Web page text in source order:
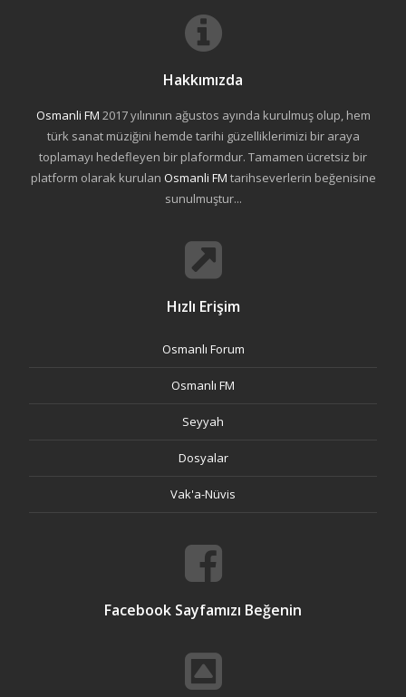
Hakkımızda
Osmanli FM 2017 yılınının ağustos ayında kurulmuş olup, hem
türk sanat müziğini hemde tarihi güzelliklerimizi bir araya
toplamayı hedefleyen bir plaformdur. Tamamen ücretsiz bir
platform olarak kurulan Osmanli FM tarihseverlerin beğenisine
sunulmuştur...
Hızlı Erişim
Osmanlı Forum
Osmanlı FM
Seyyah
Dosyalar
Vak'a-Nüvis
Facebook Sayfamızı Beğenin